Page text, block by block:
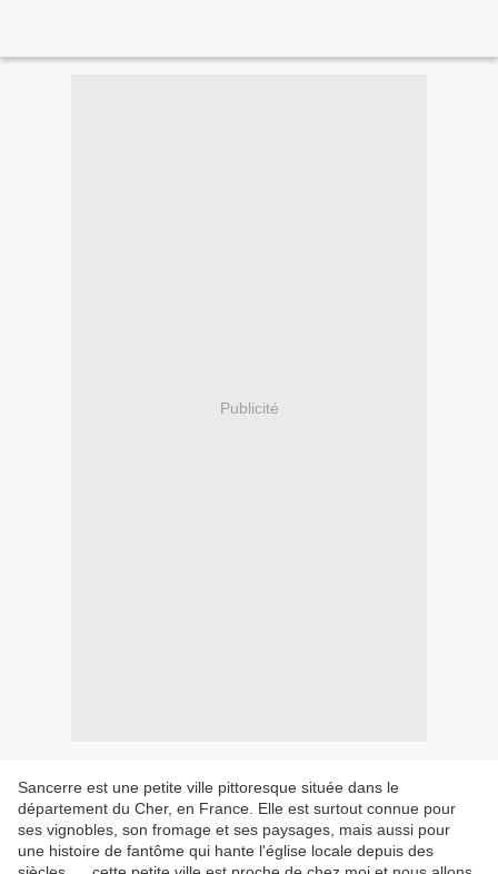
Publicité
Sancerre est une petite ville pittoresque située dans le
département du Cher, en France. Elle est surtout connue pour
ses vignobles, son fromage et ses paysages, mais aussi pour
une histoire de fantôme qui hante l'église locale depuis des